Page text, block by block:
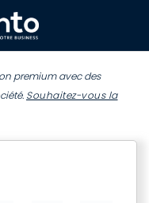
premium avec des
Souhaitez-vous la